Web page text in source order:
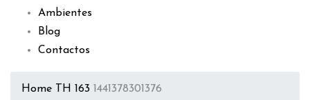
Ambientes
Blog
Contactos
Home TH 163 1441378301376